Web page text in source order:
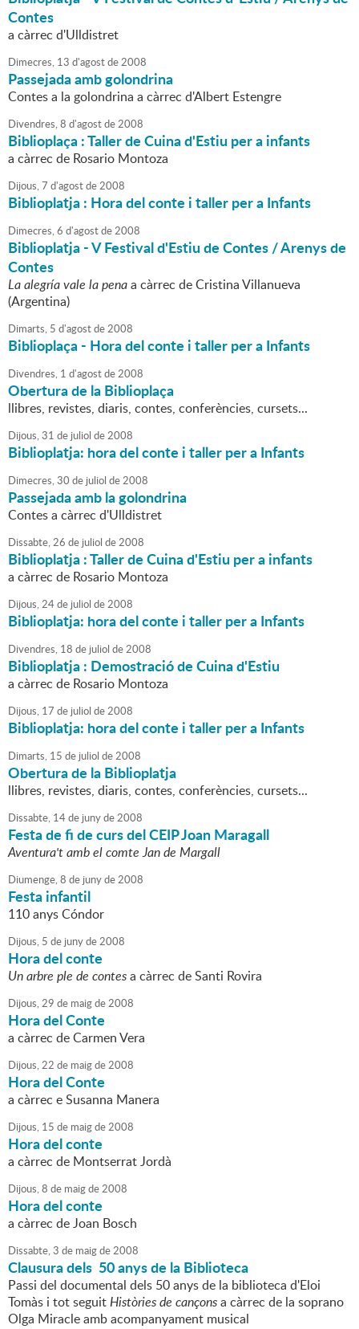
Contes
a càrrec d'Ulldistret
Dimecres, 13 d'agostde2008
Passejada amb golondrina
Contes a la golondrina a càrrec d'Albert Estengre
Divendres,8 d'agostde2008
Biblioplaça : Taller de Cuina d'Estiu per a infants
a càrrec de Rosario Montoza
Dijous,7 d'agostde2008
Biblioplatja : Hora del conte i taller per a Infants
Dimecres,6 d'agostde2008
Biblioplatja - V Festival d'Estiu de Contes / Arenys de
Contes
La alegría vale la penaa càrrec de Cristina Villanueva
(Argentina)
Dimarts, 5 d'agostde2008
Biblioplaça - Hora del conte i taller per a Infants
Divendres, 1 d'agostde2008
Obertura de la Biblioplaça
llibres, revistes, diaris, contes, conferències, cursets...
Dijous,31 de juliol de2008
Biblioplatja: hora del conte i taller per a Infants
Dimecres,30 de juliol de2008
Passejada amb la golondrina
Contes a càrrec d'Ulldistret
Dissabte,26 de juliol de2008
Biblioplatja : Taller de Cuina d'Estiu per a infants
a càrrec de Rosario Montoza
Dijous,24de juliol de2008
Biblioplatja: hora del conte i taller per a Infants
Divendres, 18 de juliol de2008
Biblioplatja : Demostració de Cuina d'Estiu
a càrrec de Rosario Montoza
Dijous, 17 de juliol de2008
Biblioplatja: hora del conte i taller per a Infants
Dimarts, 15 de juliol de2008
Obertura de la Biblioplatja
llibres, revistes, diaris, contes, conferències, cursets...
Dissabte, 14de junyde2008
Festa de fi de curs del CEIP Joan Maragall
Aventura't amb el comte Jan de Margall
Diumenge,8 de junyde2008
Festa infantil
110 anys Cóndor
Dijous, 5 de junyde2008
Hora del conte
Un arbre ple de contesa càrrec de Santi Rovira
Dijous,29 de maigde2008
Hora del Conte
a càrrec de Carmen Vera
Dijous,22 de maigde2008
Hora del Conte
a càrrec e Susanna Manera
Dijous, 15 de maigde2008
Hora del conte
a càrrec de Montserrat Jordà
Dijous,8 de maigde2008
Hora del conte
a càrrec de Joan Bosch
Dissabte,3 de maigde2008
Clausura dels 50 anys de la Biblioteca
Passi del documental dels 50 anys de la biblioteca d'Eloi
Tomàs i tot seguitHistòries de cançonsa càrrec de la soprano
Olga Miracle amb acompanyament musical